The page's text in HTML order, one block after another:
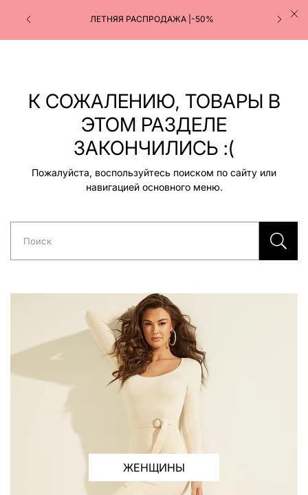
ЛЕТНЯЯ РАСПРОДАЖА |-50%
К СОЖАЛЕНИЮ, ТОВАРЫ В
ЭТОМ РАЗДЕЛЕ
ЗАКОНЧИЛИСЬ :(
Пожалуйста, воспользуйтесь поиском по сайту или
навигацией основного меню.
Поиск
ЖЕНЩИНЫ